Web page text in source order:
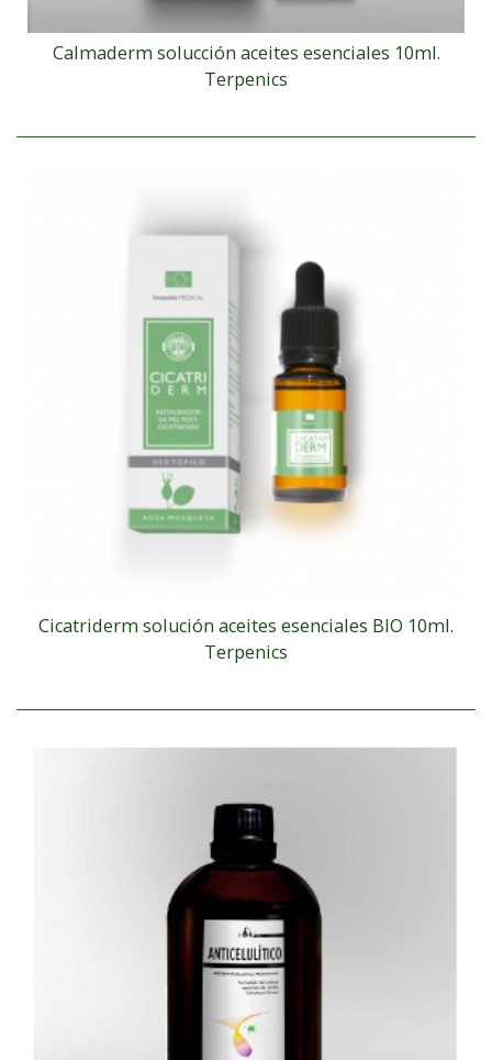
Calmaderm solucción aceites esenciales 10ml.
Terpenics
Cicatriderm solución aceites esenciales BIO 10ml.
Terpenics